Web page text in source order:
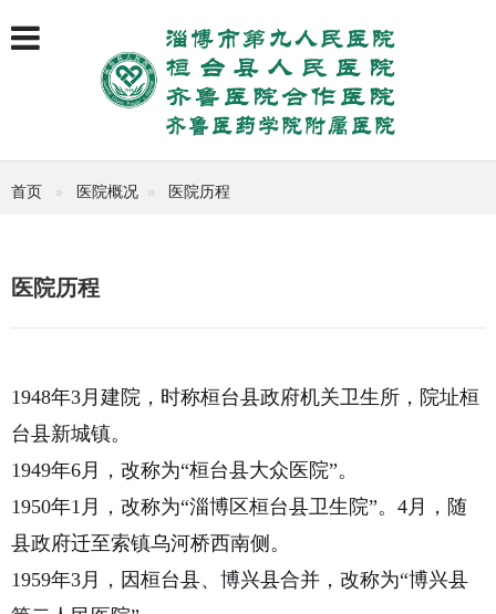
首页 医院概况 医院历程
医院历程
1948年3月建院，时称桓台县政府机关卫生所，院址桓
台县新城镇。
1949年6月，改称为“桓台县大众医院”。
1950年1月，改称为“淄博区桓台县卫生院”。4月，随
县政府迁至索镇乌河桥西南侧。
1959年3月，因桓台县、博兴县合并，改称为“博兴县